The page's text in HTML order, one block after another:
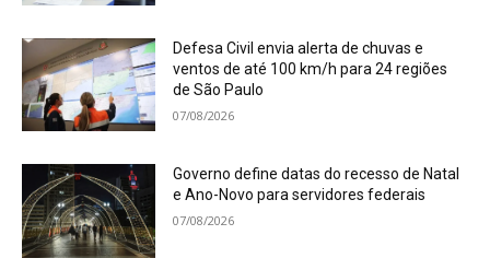
Defesa Civil envia alerta de chuvas e
ventos de até 100 km/h para 24 regiões
de São Paulo
07/08/2026
Governo define datas do recesso de Natal
e Ano-Novo para servidores federais
07/08/2026